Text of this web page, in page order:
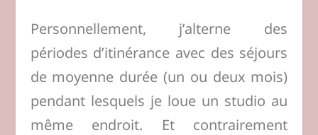
Personnellement, j’alterne des
périodes d’itinérance avec des séjours
de moyenne durée (un ou deux mois)
pendant lesquels je loue un studio au
même endroit. Et contrairement